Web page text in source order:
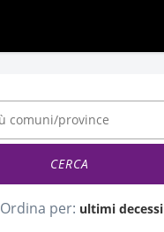
Ordina per: ultimi decessi